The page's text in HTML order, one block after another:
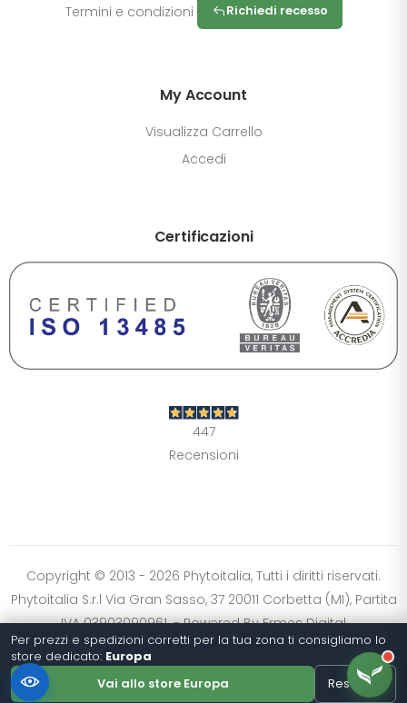
Termini e condizioni
Richiedi recesso
My Account
Visualizza Carrello
Accedi
Certificazioni
447
Recensioni
Copyright © 2013 - 2026 Phytoitalia, Tutti i diritti riservati.
Phytoitalia S.r.l Via Gran Sasso, 37 20011 Corbetta (MI), Partita
IVA 03903090961. - Powered ByErmes Digital
DIMENSIONE TESTO
Chiaro
Ripristina impostazioni
Per prezzi e spedizioni corretti per la tua zona ti consigliamo lo
store dedicato: Europa
Vai allo store Europa
Resta qui